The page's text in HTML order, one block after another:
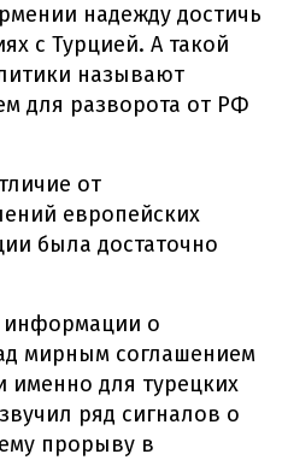
надежду достичь
с Турцией. А такой
называют
для разворота от РФ
от
европейских
была достаточно
информации о
мирным соглашением
именно для турецких
ряд сигналов о
прорыву в